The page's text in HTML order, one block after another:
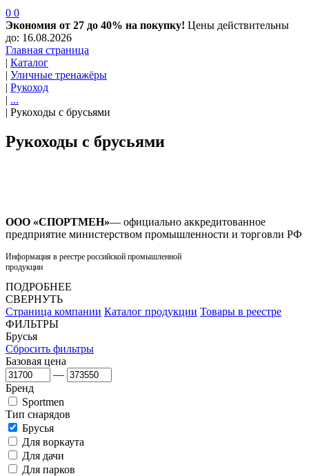
0 0
Экономия от 27 до 40% на покупку! Цены действительны
до: 16.08.2026
Главная страница
| Каталог
| Уличные тренажёры
| Рукоход
| ...
| Рукоходы с брусьями
Рукоходы с брусьями
ООО «СПОРТМЕН»— официально аккредитованное
предприятие министерством промышленности и торговли РФ
Информация в реестре российской промышленной
продукции
ПОДРОБНЕЕ
СВЕРНУТЬ
Страница компании Каталог продукции Товары в реестре
ФИЛЬТРЫ
Брусья
Сбросить фильтры
Базовая цена
—
Бренд
Sportmen
Тип снарядов
Брусья
Для воркаута
Для дачи
Для парков